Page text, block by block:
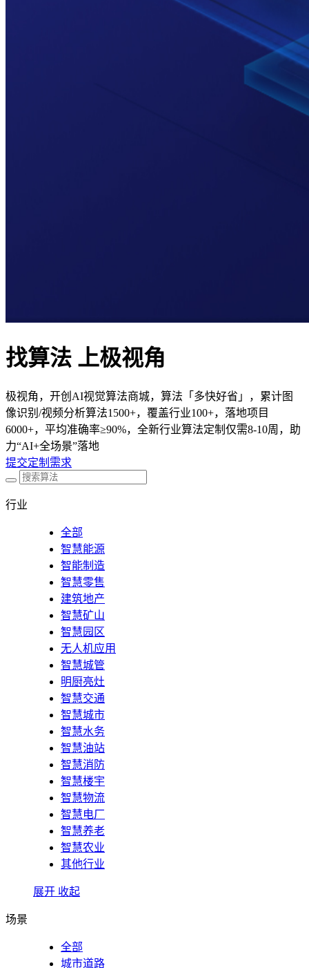
找算法 上极视角
极视角，开创AI视觉算法商城，算法「多快好省」，累计图
像识别/视频分析算法1500+，覆盖行业100+，落地项目
6000+，平均准确率≥90%，全新行业算法定制仅需8-10周，助
力“AI+全场景”落地
提交定制需求
行业
全部
智慧能源
智能制造
智慧零售
建筑地产
智慧矿山
智慧园区
无人机应用
智慧城管
明厨亮灶
智慧交通
智慧城市
智慧水务
智慧油站
智慧消防
智慧楼宇
智慧物流
智慧电厂
智慧养老
智慧农业
其他行业
展开 收起
场景
全部
城市道路